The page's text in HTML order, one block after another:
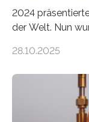
2024
der Welt. Nun
fundamentalen
Messungen
vermutet,
Atomkern-
28.10.2025